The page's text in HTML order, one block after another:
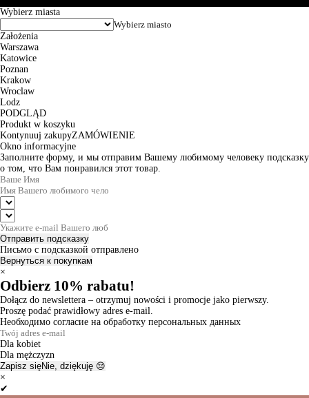
Wybierz miasta
Założenia
Warszawa
Katowice
Poznan
Krakow
Wroclaw
Lodz
PODGLĄD
Produkt w koszyku
Kontynuuj zakupyZAMÓWIENIE
Okno informacyjne
Заполните форму, и мы отправим Вашему любимому человеку подсказку
о том, что Вам понравился этот товар.
Отправить подсказку
Письмо с подсказкой отправлено
Вернуться к покупкам
×
Odbierz 10% rabatu!
Dołącz do newslettera – otrzymuj nowości i promocje jako pierwszy.
Proszę podać prawidłowy adres e-mail.
Необходимо согласие на обработку персональных данных
Dla kobiet
Dla mężczyzn
Zapisz sięNie, dziękuję 😔
×
✔